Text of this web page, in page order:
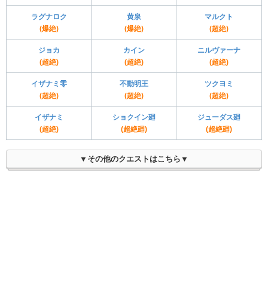
ラグナロク
(爆絶)
黄泉
(爆絶)
マルクト
(超絶)
ジョカ
(超絶)
カイン
(超絶)
ニルヴァーナ
(超絶)
イザナミ零
(超絶)
不動明王
(超絶)
ツクヨミ
(超絶)
イザナミ
(超絶)
ショクイン廻
(超絶廻)
ジューダス廻
(超絶廻)
▼その他のクエストはこちら▼